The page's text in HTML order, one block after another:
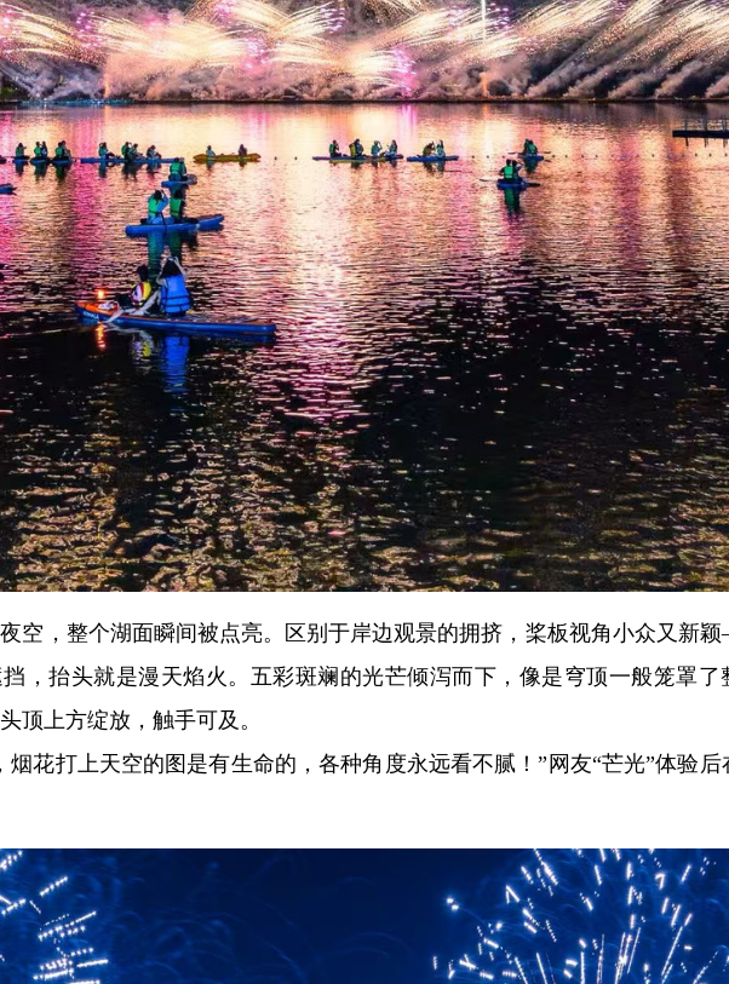
空，整个湖面瞬间被点亮。区别于岸边观景的拥挤，桨板视角小众又新
，抬头就是漫天焰火。五彩斑斓的光芒倾泻而下，像是穹顶一般笼罩了
顶上方绽放，触手可及。
烟花打上天空的图是有生命的，各种角度永远看不腻！”网友“芒光”体验后